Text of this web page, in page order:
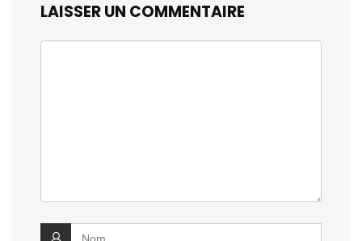
LAISSER UN COMMENTAIRE